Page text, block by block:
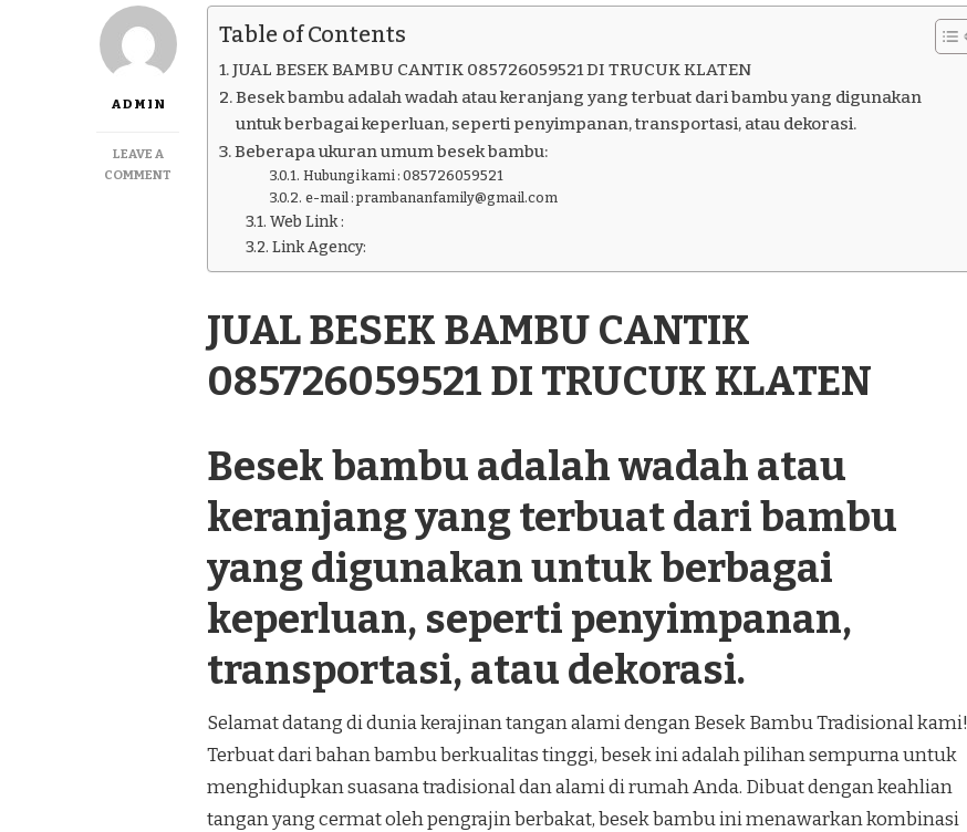
ADMIN
LEAVE A
COMMENT
TRUCUK
KLATEN
Table of Contents
JUAL BESEK BAMBU CANTIK 085726059521 DI TRUCUK KLATEN
Besek bambu adalah wadah atau keranjang yang terbuat dari bambu yang digunakan
untuk berbagai keperluan, seperti penyimpanan, transportasi, atau dekorasi.
Beberapa ukuran umum besek bambu:
Hubungi kami : 085726059521
e-mail : prambananfamily@gmail.com
Web Link :
Link Agency:
JUAL BESEK BAMBU CANTIK
085726059521 DI TRUCUK KLATEN
Besek bambu adalah wadah atau
keranjang yang terbuat dari bambu
yang digunakan untuk berbagai
keperluan, seperti penyimpanan,
transportasi, atau dekorasi.
Selamat datang di dunia kerajinan tangan alami dengan Besek Bambu Tradisional kami!
Terbuat dari bahan bambu berkualitas tinggi, besek ini adalah pilihan sempurna untuk
menghidupkan suasana tradisional dan alami di rumah Anda. Dibuat dengan keahlian
tangan yang cermat oleh pengrajin berbakat, besek bambu ini menawarkan kombinasi